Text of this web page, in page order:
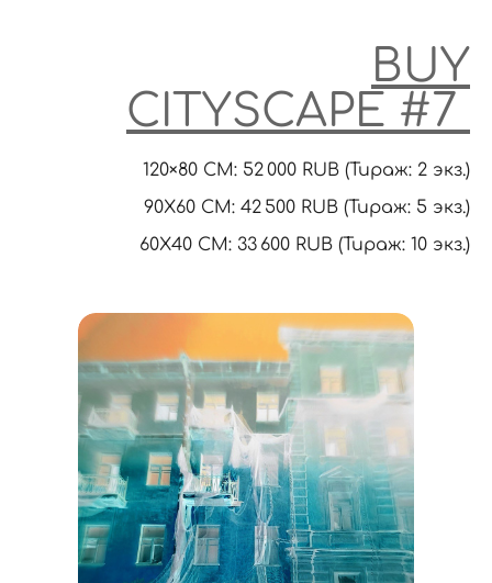
BUY
CITYSCAPE #7
120×80 CM: 52 000 RUB (Тираж: 2 экз.)
90X60 CM: 42 500 RUB (Тираж: 5 экз.)
60Х40 СМ: 33 600 RUB (Тираж: 10 экз.)